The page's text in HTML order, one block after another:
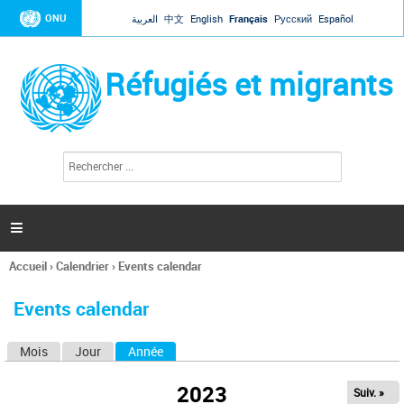
Jump to navigation
ONU العربية 中文 English Français Русский Español
Réfugiés et migrants
l
c
h
e

Vous
ici
Accueil›Calendrier› Events calendar
Events calendar
Mois Jour Année
2023 Suiv. »